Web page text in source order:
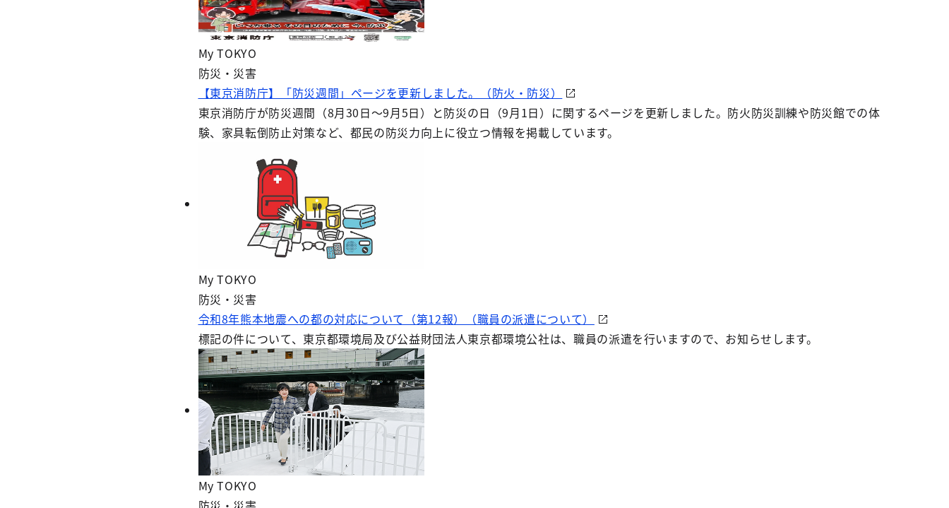
My TOKYO
防災・災害
【東京消防庁】「防災週間」ページを更新しました。（防火・防災）
東京消防庁が防災週間（8月30日〜9月5日）と防災の日（9月1日）に関するページを更新しました。防火防災訓練や防災館での体
験、家具転倒防止対策など、都民の防災力向上に役立つ情報を掲載しています。
My TOKYO
防災・災害
令和8年熊本地震への都の対応について（第12報）（職員の派遣について）
標記の件について、東京都環境局及び公益財団法人東京都環境公社は、職員の派遣を行いますので、お知らせします。
My TOKYO